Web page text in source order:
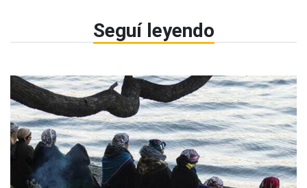
Seguí leyendo